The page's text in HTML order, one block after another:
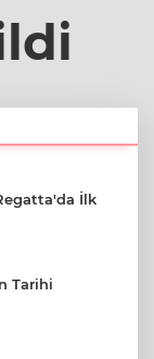
İlk
Tarihi